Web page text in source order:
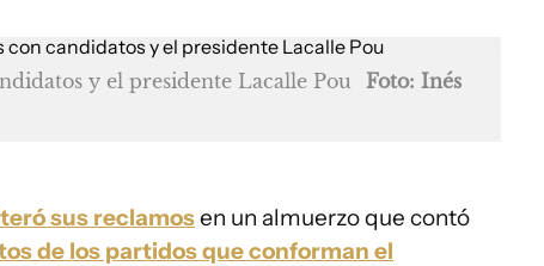
y el presidente Lacalle Pou
Foto: Inés
sus reclamosen un almuerzo que contó
de los partidos que conforman el